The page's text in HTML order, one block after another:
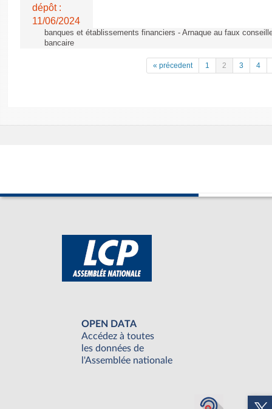
dépôt :
11/06/2024
banques et établissements financiers - Arnaque au faux
bancaire
« précedent 1 2 3 4
OPEN DATA
Accédez à toutes
les données de
l'Assemblée nationale